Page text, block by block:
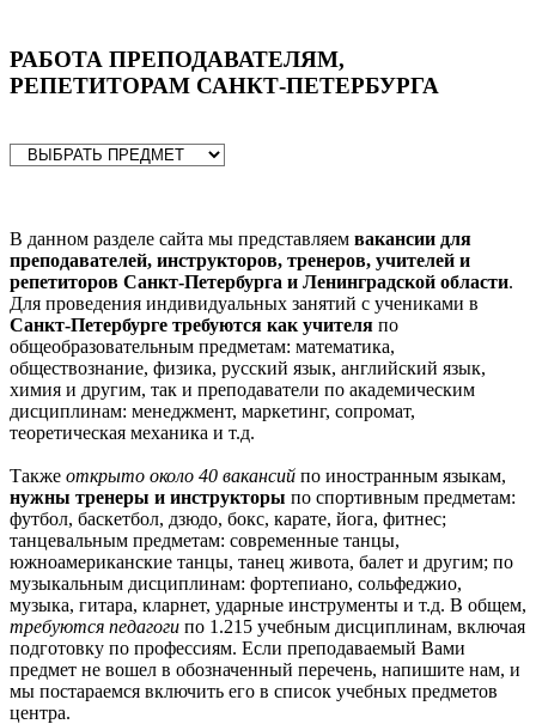
РАБОТА ПРЕПОДАВАТЕЛЯМ,
РЕПЕТИТОРАМ САНКТ-ПЕТЕРБУРГА
В данном разделе сайта мы представляем вакансии для
преподавателей, инструкторов, тренеров, учителей и
репетиторов Санкт-Петербурга и Ленинградской области.
Для проведения индивидуальных занятий с учениками в
Санкт-Петербурге требуются как учителя по
общеобразовательным предметам: математика,
обществознание, физика, русский язык, английский язык,
химия и другим, так и преподаватели по академическим
дисциплинам: менеджмент, маркетинг, сопромат,
теоретическая механика и т.д.
Также открыто около 40 вакансий по иностранным языкам,
нужны тренеры и инструкторы по спортивным предметам:
футбол, баскетбол, дзюдо, бокс, карате, йога, фитнес;
танцевальным предметам: современные танцы,
южноамериканские танцы, танец живота, балет и другим; по
музыкальным дисциплинам: фортепиано, сольфеджио,
музыка, гитара, кларнет, ударные инструменты и т.д. В общем,
требуются педагоги по 1.215 учебным дисциплинам, включая
подготовку по профессиям. Если преподаваемый Вами
предмет не вошел в обозначенный перечень, напишите нам, и
мы постараемся включить его в список учебных предметов
центра.